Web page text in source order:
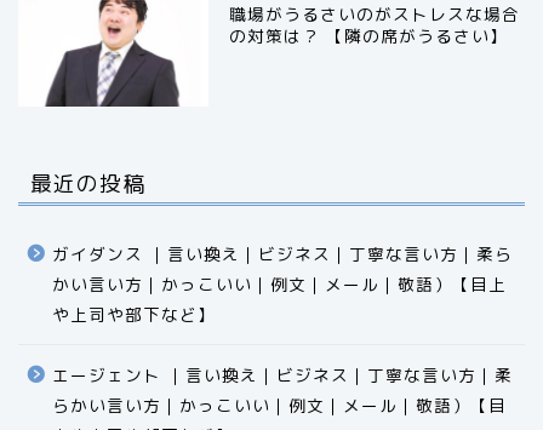
職場がうるさいのがストレスな場合
の対策は？ 【隣の席がうるさい】
最近の投稿
ガイダンス ｜言い換え｜ビジネス｜丁寧な言い方｜柔ら
かい言い方｜かっこいい｜例文｜メール｜敬語）【目上
や上司や部下など】​​​​​​​​​​​​​​​​
エージェント ｜言い換え｜ビジネス｜丁寧な言い方｜柔
らかい言い方｜かっこいい｜例文｜メール｜敬語）【目
食品